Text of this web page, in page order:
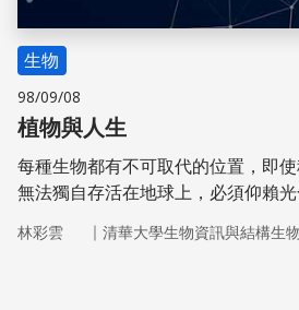
生物
98/09/08
植物與人生
每種生物都有不可取代的位置，即
無法獨自存活在地球上，必須仰賴
獲得生長所需的能量，因此植物與
林彩雲 ｜ 清華大學生物資訊與結構生